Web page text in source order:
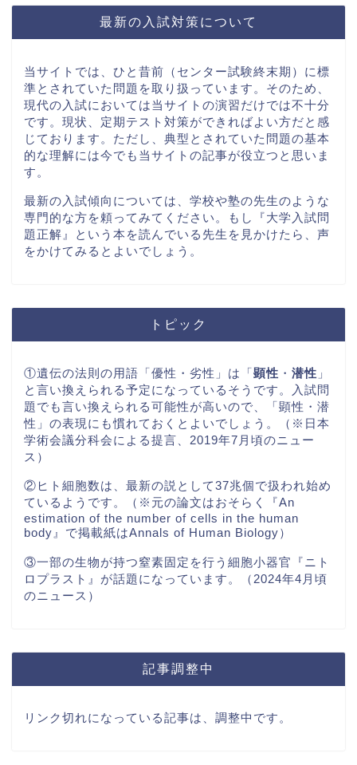
最新の入試対策について
当サイトでは、ひと昔前（センター試験終末期）に標
準とされていた問題を取り扱っています。そのため、
現代の入試においては当サイトの演習だけでは不十分
です。現状、定期テスト対策ができればよい方だと感
じております。ただし、典型とされていた問題の基本
的な理解には今でも当サイトの記事が役立つと思いま
す。
最新の入試傾向については、学校や塾の先生のような
専門的な方を頼ってみてください。もし『大学入試問
題正解』という本を読んでいる先生を見かけたら、声
をかけてみるとよいでしょう。
トピック
①遺伝の法則の用語「優性・劣性」は「顕性 ・ 潜性 」
と言い換えられる予定になっているそうです。入試問
題でも言い換えられる可能性が高いので、「顕性・潜
性」の表現にも慣れておくとよいでしょう。（※日本
学術会議分科会による提言、2019年7月頃のニュー
ス）
②ヒト細胞数は、最新の説として37兆個で扱われ始め
ているようです。（※元の論文はおそらく『An
estimation of the number of cells in the human
body』で掲載紙はAnnals of Human Biology）
③一部の生物が持つ窒素固定を行う細胞小器官『ニト
ロプラスト』が話題になっています。（2024年4月頃
のニュース）
記事調整中
リンク切れになっている記事は、調整中です。